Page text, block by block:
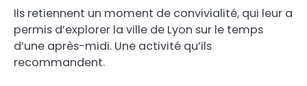
Ils retiennent un moment de convivialité, qui leur a
permis d’explorer la ville de Lyon sur le temps
d’une après-midi. Une activité qu’ils
recommandent.